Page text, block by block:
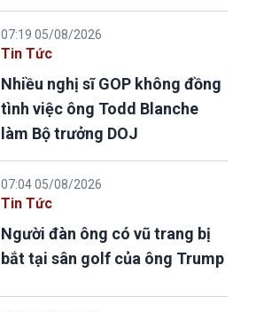
07:19 05/08/2026
Tin Tức
Nhiều nghị sĩ GOP không đồng
tình việc ông Todd Blanche
làm Bộ trưởng DOJ
07:04 05/08/2026
Tin Tức
Người đàn ông có vũ trang bị
bắt tại sân golf của ông Trump